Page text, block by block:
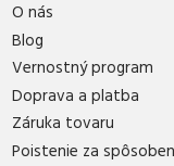
O nás
Blog
Vernostný program
Doprava a platba
Záruka tovaru
Poistenie za